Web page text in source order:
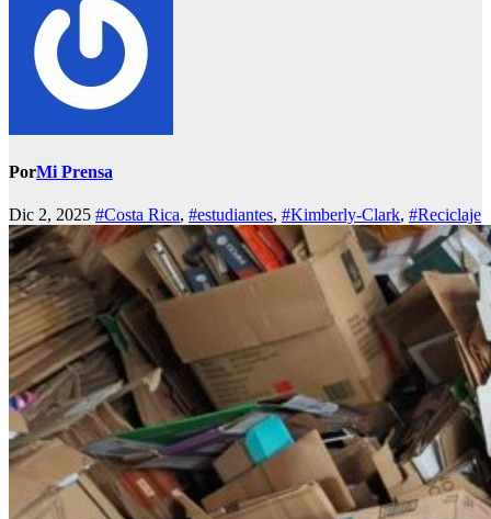
PorMi Prensa
Dic 2, 2025 #Costa Rica, #estudiantes, #Kimberly-Clark, #Reciclaje